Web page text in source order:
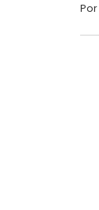
Por